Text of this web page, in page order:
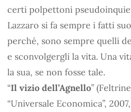
certi polpettoni
Lazzaro si fa sempre i fatti
perché, sono sempre quelli
e sconvolgergli la vita. Una
la sua, se non fosse tale.
“Il vizio dell’Agnello”
“Universale Economica”,